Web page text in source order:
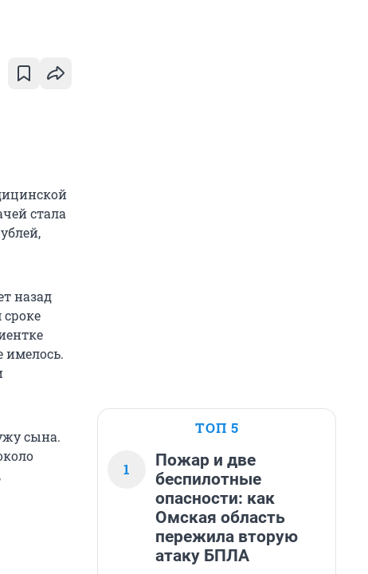
стала
назад
имелось.
сына.
ТОП 5
1
Пожар и две
беспилотные
опасности: как
Омская область
пережила вторую
атаку БПЛА